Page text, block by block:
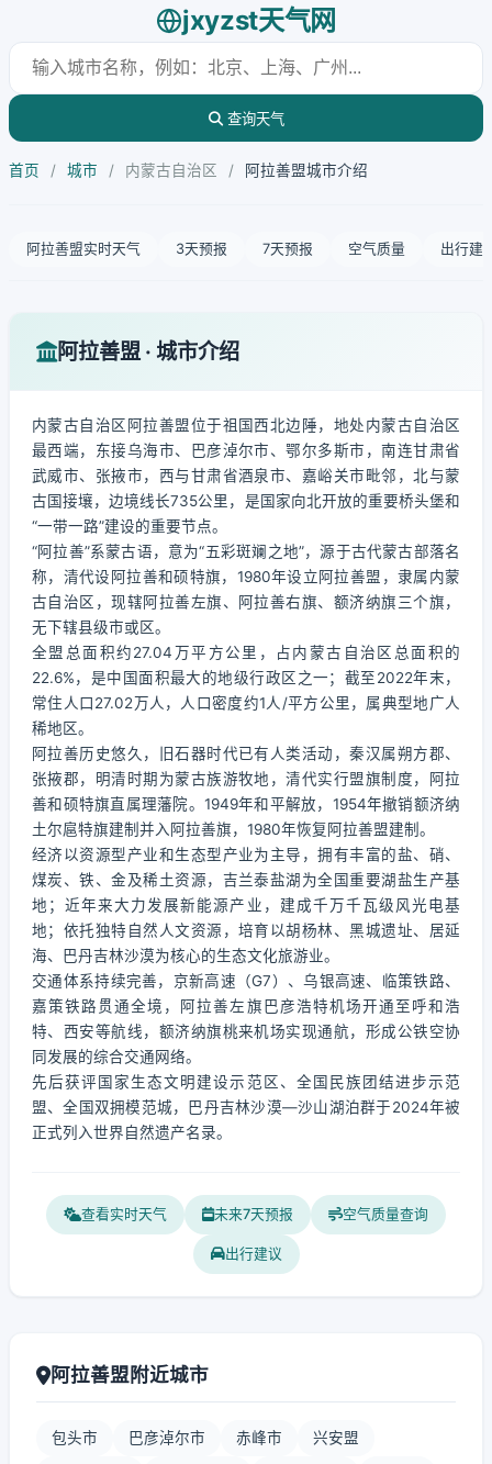
jxyzst天气网
查询天气
首页 / 城市 / 内蒙古自治区 / 阿拉善盟城市介绍
阿拉善盟实时天气 3天预报 7天预报 空气质量 出行建
阿拉善盟 · 城市介绍
内蒙古自治区阿拉善盟位于祖国西北边陲，地处内蒙古自治区
最西端，东接乌海市、巴彦淖尔市、鄂尔多斯市，南连甘肃省
武威市、张掖市，西与甘肃省酒泉市、嘉峪关市毗邻，北与蒙
古国接壤，边境线长735公里，是国家向北开放的重要桥头堡和
“一带一路”建设的重要节点。
“阿拉善”系蒙古语，意为“五彩斑斓之地”，源于古代蒙古部落名
称，清代设阿拉善和硕特旗，1980年设立阿拉善盟，隶属内蒙
古自治区，现辖阿拉善左旗、阿拉善右旗、额济纳旗三个旗，
无下辖县级市或区。
全盟总面积约27.04万平方公里，占内蒙古自治区总面积的
22.6%，是中国面积最大的地级行政区之一；截至2022年末，
常住人口27.02万人，人口密度约1人/平方公里，属典型地广人
稀地区。
阿拉善历史悠久，旧石器时代已有人类活动，秦汉属朔方郡、
张掖郡，明清时期为蒙古族游牧地，清代实行盟旗制度，阿拉
善和硕特旗直属理藩院。1949年和平解放，1954年撤销额济纳
土尔扈特旗建制并入阿拉善旗，1980年恢复阿拉善盟建制。
经济以资源型产业和生态型产业为主导，拥有丰富的盐、硝、
煤炭、铁、金及稀土资源，吉兰泰盐湖为全国重要湖盐生产基
地；近年来大力发展新能源产业，建成千万千瓦级风光电基
地；依托独特自然人文资源，培育以胡杨林、黑城遗址、居延
海、巴丹吉林沙漠为核心的生态文化旅游业。
交通体系持续完善，京新高速（G7）、乌银高速、临策铁路、
嘉策铁路贯通全境，阿拉善左旗巴彦浩特机场开通至呼和浩
特、西安等航线，额济纳旗桃来机场实现通航，形成公铁空协
同发展的综合交通网络。
先后获评国家生态文明建设示范区、全国民族团结进步示范
盟、全国双拥模范城，巴丹吉林沙漠—沙山湖泊群于2024年被
正式列入世界自然遗产名录。
查看实时天气 未来7天预报 空气质量查询
出行建议
阿拉善盟附近城市
包头市 巴彦淖尔市 赤峰市 兴安盟